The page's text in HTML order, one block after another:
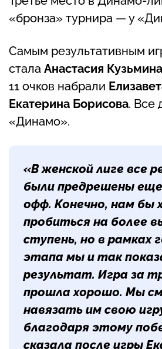
«бронза» турнира — у
Самым результативным
стала Анастасия Кузьмина
11 очков набрали
Екатерина Борисова. Все
«Динамо».
«В женской лиге все
были предрешены
офф. Конечно, нам бы
пробиться на более
ступень, но в рамках
этапа мы и так
результат. Игра за
прошла хорошо. Мы
навязать им свою
благодаря этому
сказала после игры